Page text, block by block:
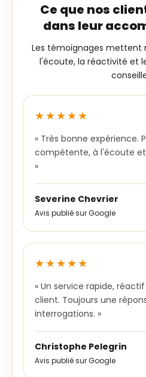
Ce que nos
dans leur
Les témoignages
l'écoute, la réactivité et
★★★★★
« Très bonne expérience.
compétente, à l'écoute
»
Severine Chevrier
Avis publié sur Google
★★★★★
« Un service rapide,
client. Toujours une
interrogations. »
Christophe Pelegrin
Avis publié sur Google